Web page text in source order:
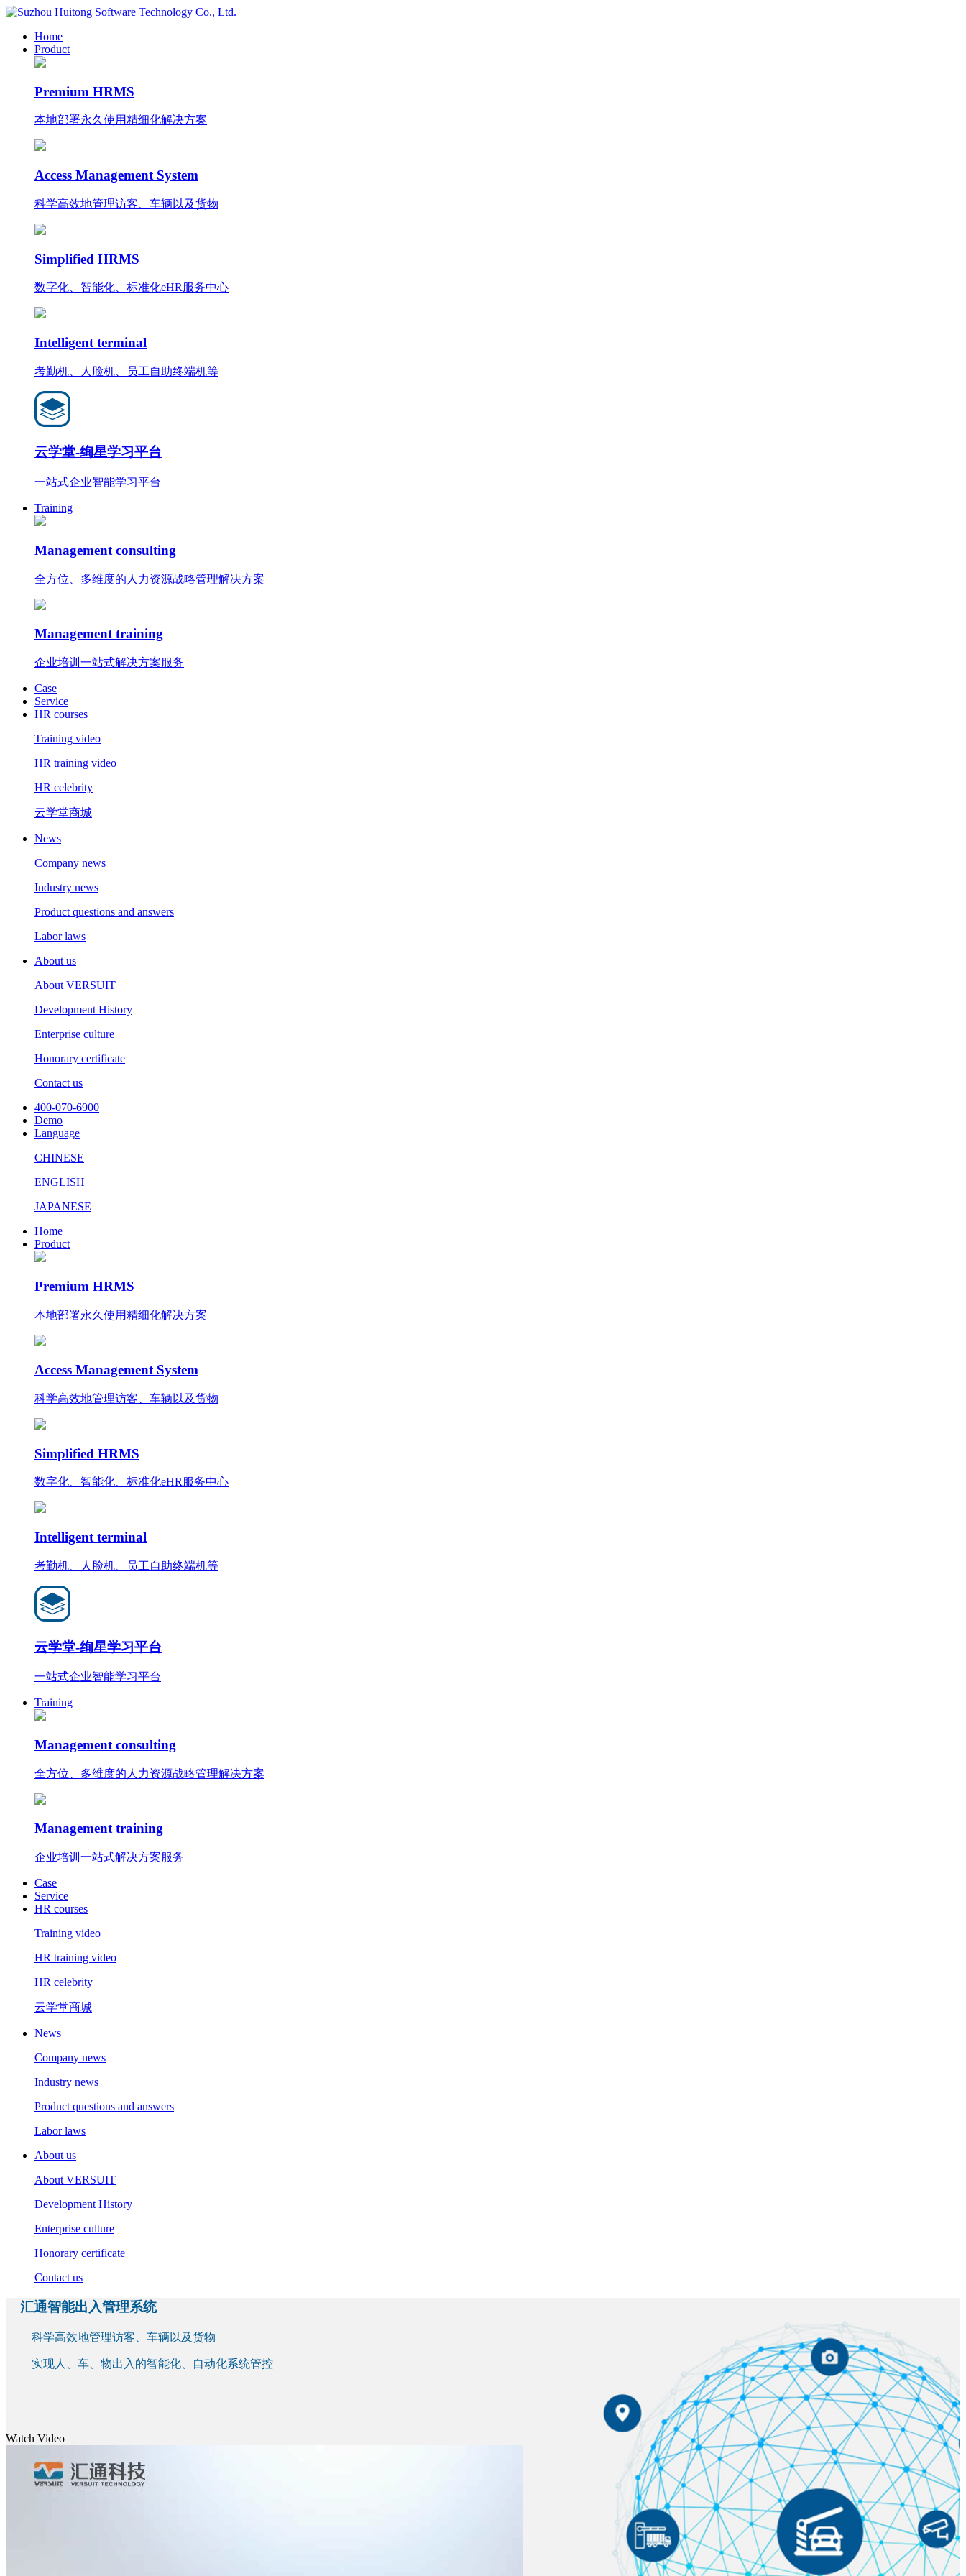
Home
Product
Premium HRMS
本地部署永久使用精细化解决方案
Access Management System
科学高效地管理访客、车辆以及货物
Simplified HRMS
数字化、智能化、标准化eHR服务中心
Intelligent terminal
考勤机、人脸机、员工自助终端机等
云学堂-绚星学习平台
一站式企业智能学习平台
Training
Management consulting
全方位、多维度的人力资源战略管理解决方案
Management training
企业培训一站式解决方案服务
Case
Service
HR courses
Training video
HR training video
HR celebrity
云学堂商城
News
Company news
Industry news
Product questions and answers
Labor laws
About us
About VERSUIT
Development History
Enterprise culture
Honorary certificate
Contact us
400-070-6900
Demo
Language
CHINESE
ENGLISH
JAPANESE
Home
Product
Premium HRMS
本地部署永久使用精细化解决方案
Access Management System
科学高效地管理访客、车辆以及货物
Simplified HRMS
数字化、智能化、标准化eHR服务中心
Intelligent terminal
考勤机、人脸机、员工自助终端机等
云学堂-绚星学习平台
一站式企业智能学习平台
Training
Management consulting
全方位、多维度的人力资源战略管理解决方案
Management training
企业培训一站式解决方案服务
Case
Service
HR courses
Training video
HR training video
HR celebrity
云学堂商城
News
Company news
Industry news
Product questions and answers
Labor laws
About us
About VERSUIT
Development History
Enterprise culture
Honorary certificate
Contact us
汇通智能出入管理系统
科学高效地管理访客、车辆以及货物
实现人、车、物出入的智能化、自动化系统管控
Watch Video